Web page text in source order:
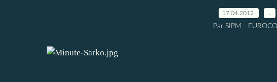
17.04.2012
Par SIPM -